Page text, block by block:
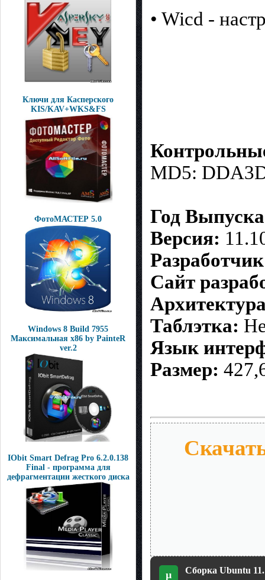
Ключи для Касперского
KIS/KAV+WKS&FS
ФотоМАСТЕР 5.0
Windows 8 Build 7955
Максимальная x86 by PainteR
ver.2
IObit Smart Defrag Pro 6.2.0.138
Final - программа для
дефрагментации жесткого диска
• Wicd -
MD5:
Год
Версия:
Сайт
Таблэтка:
Язык
Размер:
µ Cборка Ubuntu